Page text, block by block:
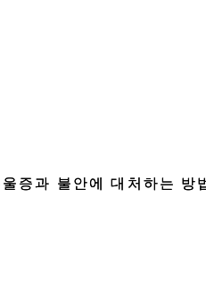
증과 불안에 대처하는 방